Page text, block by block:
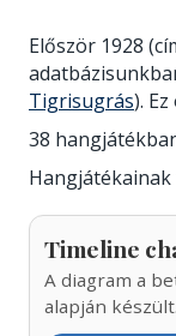
Először 1928
Tigrisugrás).
38
Hangjátékainak
Timeline
A diagram a
alapján készült.